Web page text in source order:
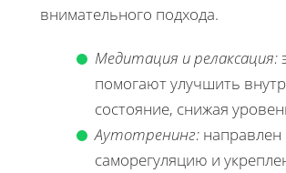
внимательного подхода.
Медитация и релаксация:
помогают улучшить
состояние, снижая
Аутотренинг: направлен
саморегуляцию и